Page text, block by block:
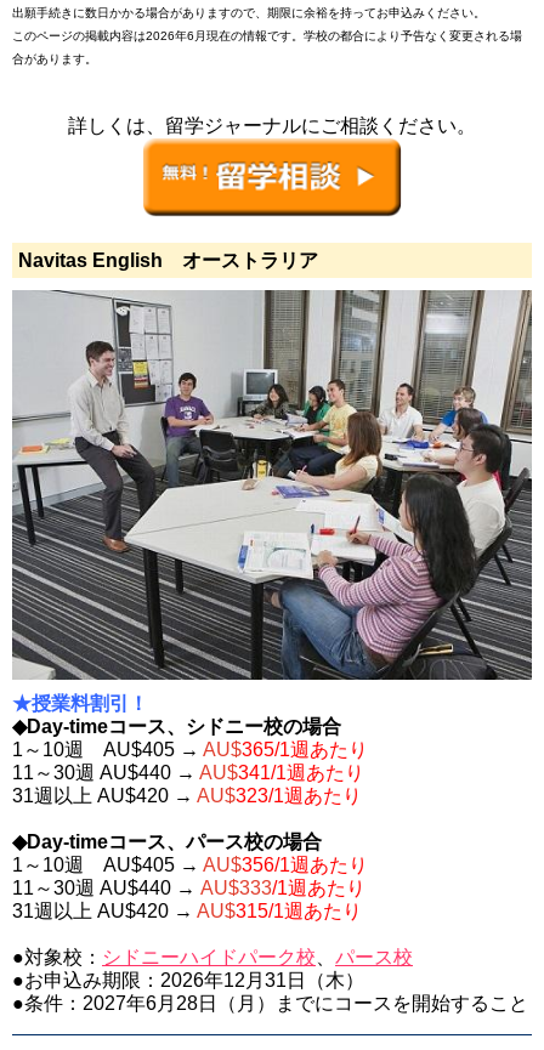
出願手続きに数日かかる場合がありますので、期限に余裕を持ってお申込みください。
このページの掲載内容は2026年6月現在の情報です。学校の都合により予告なく変更される場
合があります。
詳しくは、留学ジャーナルにご相談ください。
Navitas English オーストラリア
★授業料割引！
◆Day-timeコース、シドニー校の場合
1～10週 AU$405 → AU$365/1週あたり
11～30週 AU$440 → AU$341/1週あたり
31週以上 AU$420 → AU$323/1週あたり
◆Day-timeコース、パース校の場合
1～10週 AU$405 → AU$356/1週あたり
11～30週 AU$440 → AU$333/1週あたり
31週以上 AU$420 → AU$315/1週あたり
●対象校： シドニーハイドパーク校、 パース校
●お申込み期限：2026年12月31日（木）
●条件：2027年6月28日（月）までにコースを開始すること